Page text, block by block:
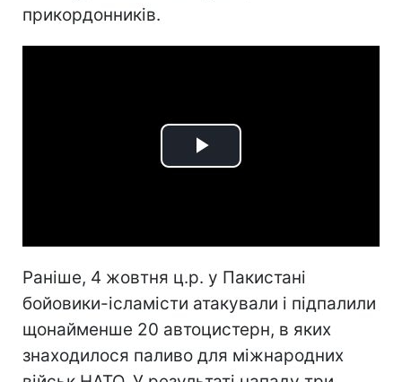
прикордонників.
Play
Раніше, 4 жовтня ц.р. у Пакистані
бойовики-ісламісти атакували і підпалили
щонайменше 20 автоцистерн, в яких
знаходилося паливо для міжнародних